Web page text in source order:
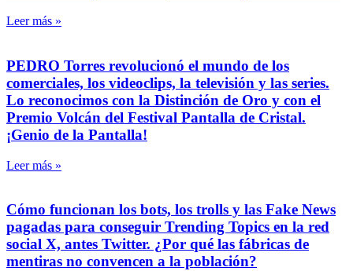
Leer más »
PEDRO Torres revolucionó el mundo de los
comerciales, los videoclips, la televisión y las series.
Lo reconocimos con la Distinción de Oro y con el
Premio Volcán del Festival Pantalla de Cristal.
¡Genio de la Pantalla!
Leer más »
Cómo funcionan los bots, los trolls y las Fake News
pagadas para conseguir Trending Topics en la red
social X, antes Twitter. ¿Por qué las fábricas de
mentiras no convencen a la población?